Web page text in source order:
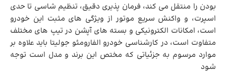
بودن را منتقل می کند، فرمان پذیری دقیق، تنظیم شاسی تا حدی
اسپرت، و واکنش سریع موتور از ویژگی های مثبت این خودرو
است، امکانات الکترونیکی و بسته های آپشن در تیپ های مختلف
متفاوت است، در کارشناسی خودرو الفارومئو جولیتا باید علاوه بر
موارد مرسوم به جزئیاتی که مختص این برند و مدل است توجه
شود